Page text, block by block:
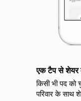
एक टैप से शेयर
किसी भी पद
परिवार के साथ